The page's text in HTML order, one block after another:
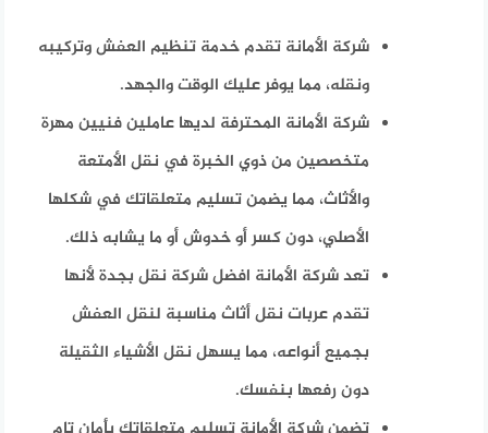
شركة الأمانة تقدم خدمة تنظيم العفش وتركيبه
ونقله، مما يوفر عليك الوقت والجهد.
شركة الأمانة المحترفة لديها عاملين فنيين مهرة
متخصصين من ذوي الخبرة في نقل الأمتعة
والأثاث، مما يضمن تسليم متعلقاتك في شكلها
الأصلي، دون كسر أو خدوش أو ما يشابه ذلك.
تعد شركة الأمانة افضل شركة نقل بجدة لأنها
تقدم عربات نقل أثاث مناسبة لنقل العفش
بجميع أنواعه، مما يسهل نقل الأشياء الثقيلة
دون رفعها بنفسك.